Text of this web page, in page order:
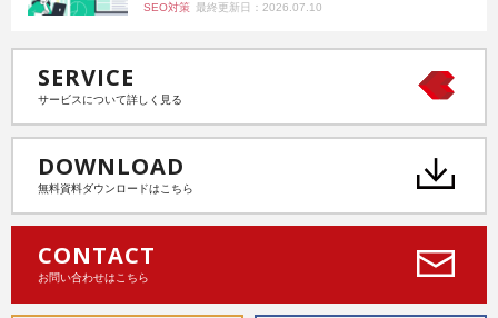
SEO対策 最終更新日：2026.07.10
SERVICE
サービスについて詳しく見る
DOWNLOAD
無料資料ダウンロードはこちら
CONTACT
お問い合わせはこちら